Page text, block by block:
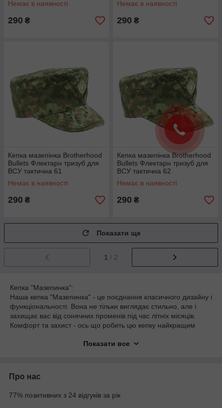
Немає в наявності
290 ₴
Немає в наявності
290 ₴
Кепка мазепінка Brotherhood
Bullets Флектарн тризуб для
ВСУ тактична 61
Немає в наявності
290 ₴
Кепка мазепінка Brotherhood
Bullets Флектарн тризуб для
ВСУ тактична 62
Немає в наявності
290 ₴
Показати ще
1 / 2
Кепка "Мазепинка":
Наша кепка "Мазепинка" - це поєднання класичного дизайну і
функціональності. Вона не тільки виглядає стильно, але і
захищає вас від сонячних променів під час літніх місяців.
Комфорт та захист - ось що робить цю кепку найкращим
практичність з комфортом носіння. Ця панама стане
Показати все
Про нас
77% позитивних з 24 відгуків за рік